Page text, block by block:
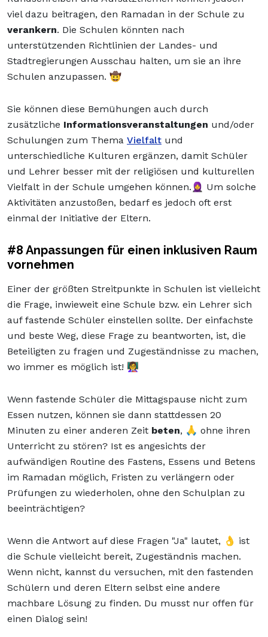
viel dazu beitragen, den Ramadan in der Schule zu
verankern. Die Schulen könnten nach
unterstützenden Richtlinien der Landes- und
Stadtregierungen Ausschau halten, um sie an ihre
Schulen anzupassen. 🤠
Sie können diese Bemühungen auch durch
zusätzliche Informationsveranstaltungen und/oder
Schulungen zum Thema Vielfalt und
unterschiedliche Kulturen ergänzen, damit Schüler
und Lehrer besser mit der religiösen und kulturellen
Vielfalt in der Schule umgehen können.🧕 Um solche
Aktivitäten anzustoßen, bedarf es jedoch oft erst
einmal der Initiative der Eltern.
#8 Anpassungen für einen inklusiven Raum
vornehmen
Einer der größten Streitpunkte in Schulen ist vielleicht
die Frage, inwieweit eine Schule bzw. ein Lehrer sich
auf fastende Schüler einstellen sollte. Der einfachste
und beste Weg, diese Frage zu beantworten, ist, die
Beteiligten zu fragen und Zugeständnisse zu machen,
wo immer es möglich ist! 👩‍🏫
Wenn fastende Schüler die Mittagspause nicht zum
Essen nutzen, können sie dann stattdessen 20
Minuten zu einer anderen Zeit beten, 🙏 ohne ihren
Unterricht zu stören? Ist es angesichts der
aufwändigen Routine des Fastens, Essens und Betens
im Ramadan möglich, Fristen zu verlängern oder
Prüfungen zu wiederholen, ohne den Schulplan zu
beeinträchtigen?
Wenn die Antwort auf diese Fragen "Ja" lautet, 👌 ist
die Schule vielleicht bereit, Zugeständnis machen.
Wenn nicht, kannst du versuchen, mit den fastenden
Schülern und deren Eltern selbst eine andere
machbare Lösung zu finden. Du musst nur offen für
einen Dialog sein!